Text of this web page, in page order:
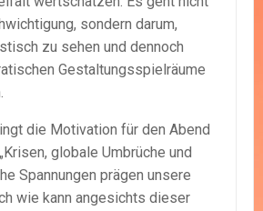
sondern darum,
zu sehen und dennoch
Gestaltungsspielräume
die Motivation für den Abend
globale Umbrüche und
Spannungen prägen unsere
wie kann angesichts dieser